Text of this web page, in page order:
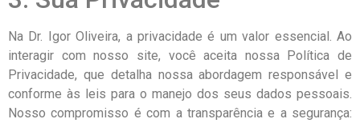
Na Dr. Igor Oliveira, a privacidade é um valor essencial. Ao
interagir com nosso site, você aceita nossa Política de
Privacidade, que detalha nossa abordagem responsável e
conforme às leis para o manejo dos seus dados pessoais.
Nosso compromisso é com a transparência e a segurança: